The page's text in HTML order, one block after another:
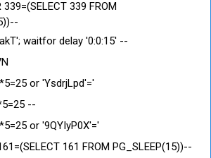
339=(SELECT 339 FROM
waitfor delay '0:0:15' --
or 'YsdrjLpd'='
--
or '9QYIyP0X'='
161 FROM PG_SLEEP(15))--